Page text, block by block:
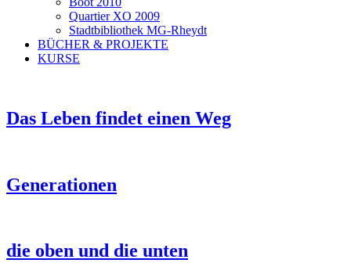
Quartier XO 2009
Stadtbibliothek MG-Rheydt
BÜCHER & PROJEKTE
KURSE
Das Leben findet einen Weg
Generationen
die oben und die unten